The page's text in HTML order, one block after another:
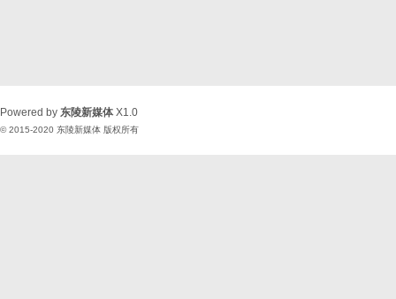
Powered by 东陵新媒体 X1.0
© 2015-2020 东陵新媒体 版权所有